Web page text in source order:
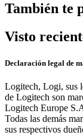
También te
Visto
Declaración legal de
Logitech, Logi, sus
de Logitech son
Logitech Europe
Todas las demás
sus respectivos